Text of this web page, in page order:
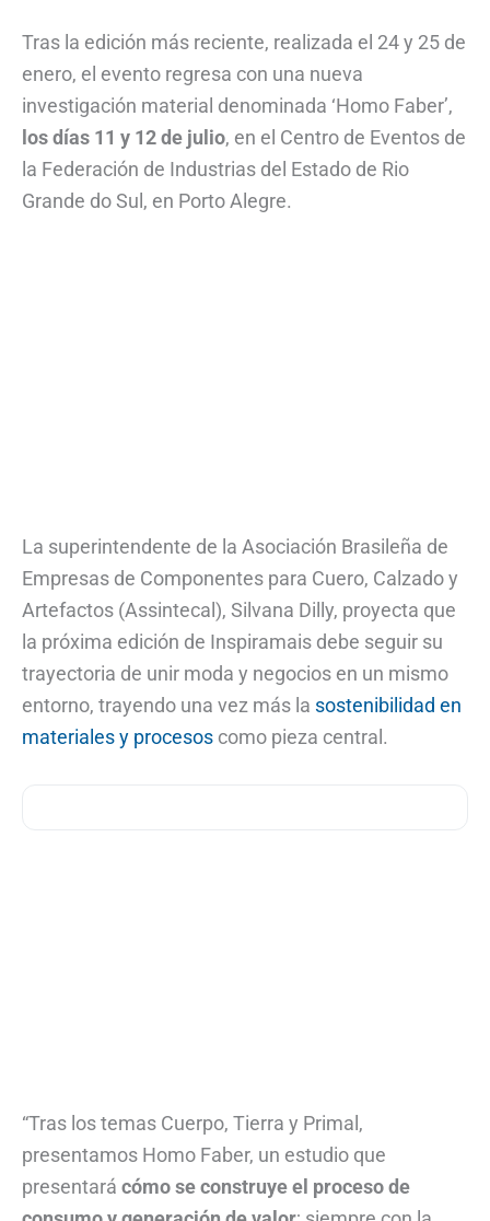
Tras la edición más reciente, realizada el 24 y 25 de
enero, el evento regresa con una nueva
investigación material denominada ‘Homo Faber’,
los días 11 y 12 de julio, en el Centro de Eventos de
la Federación de Industrias del Estado de Rio
Grande do Sul, en Porto Alegre.
La superintendente de la Asociación Brasileña de
Empresas de Componentes para Cuero, Calzado y
Artefactos (Assintecal), Silvana Dilly, proyecta que
la próxima edición de Inspiramais debe seguir su
trayectoria de unir moda y negocios en un mismo
entorno, trayendo una vez más la sostenibilidad en
materiales y procesos como pieza central.
“Tras los temas Cuerpo, Tierra y Primal,
presentamos Homo Faber, un estudio que
presentará cómo se construye el proceso de